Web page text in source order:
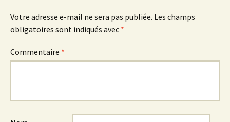
Votre adresse e-mail ne sera pas publiée. Les champs
obligatoires sont indiqués avec *
Commentaire *